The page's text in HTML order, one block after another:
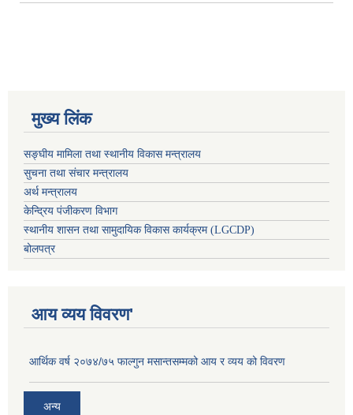
मुख्य लिंक
सङ्घीय मामिला तथा स्थानीय विकास मन्त्रालय
सुचना तथा संचार मन्त्रालय
अर्थ मन्त्रालय
केन्द्रिय पंजीकरण विभाग
स्थानीय शासन तथा सामुदायिक विकास कार्यक्रम (LGCDP)
बोलपत्र
आय व्यय विवरण'
आर्थिक वर्ष २०७४/७५ फाल्गुन मसान्तसम्मको आय र व्यय को विवरण
अन्य